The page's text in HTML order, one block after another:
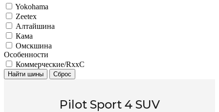
Yokohama
Zeetex
Алтайшина
Кама
Омскшина
Особенности
Коммерческие/RxxC
Найти шины Сброс
Pilot Sport 4 SUV